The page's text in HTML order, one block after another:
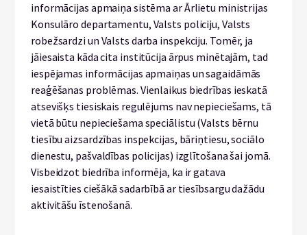
informācijas apmaiņa sistēma ar Ārlietu ministrijas
Konsulāro departamentu, Valsts policiju, Valsts
robežsardzi un Valsts darba inspekciju. Tomēr, ja
jāiesaista kāda cita institūcija ārpus minētajām, tad
iespējamas informācijas apmaiņas un sagaidāmās
reaģēšanas problēmas. Vienlaikus biedrības ieskatā
atsevišķs tiesiskais regulējums nav nepieciešams, tā
vietā būtu nepieciešama speciālistu (Valsts bērnu
tiesību aizsardzības inspekcijas, bāriņtiesu, sociālo
dienestu, pašvaldības policijas) izglītošana šai jomā.
Visbeidzot biedrība informēja, ka ir gatava
iesaistīties ciešākā sadarbībā ar tiesībsargu dažādu
aktivitāšu īstenošanā.